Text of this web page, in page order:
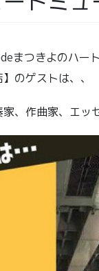
まつきよのハ
のゲストは、、
、作曲家、エッ